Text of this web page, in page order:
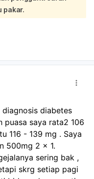
terutama sebelum dan
dan mencegah
mungkin
dan memperburuk
dan depresi dapat
dari orang
pandangan
komplikasi umum
penglihatan. Untuk
langkah
adalah:
pakar.
diabetes
puasa saya rata2 106
116 - 139 mg . Saya
500mg 2 x 1.
sering bak ,
skrg setiap pagi